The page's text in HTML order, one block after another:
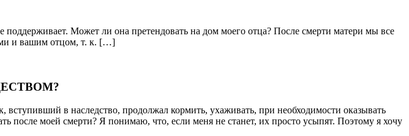
Может ли она претендовать на дом моего отца? После смерти матери мы все
и вашим отцом, т. к. […]
в наследство, продолжал кормить, ухаживать, при необходимости оказывать
после моей смерти? Я понимаю, что, если меня не станет, их просто усыпят. Поэтому я хочу